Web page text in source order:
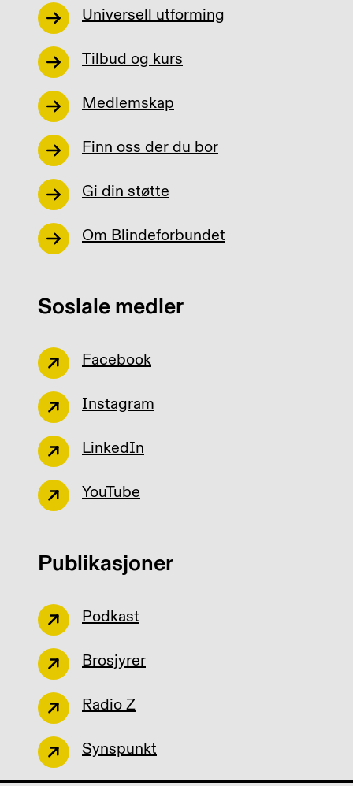
Universell utforming
Tilbud og kurs
Medlemskap
Finn oss der du bor
Gi din støtte
Om Blindeforbundet
Sosiale medier
Facebook
Instagram
LinkedIn
YouTube
Publikasjoner
Podkast
Brosjyrer
Radio Z
Synspunkt